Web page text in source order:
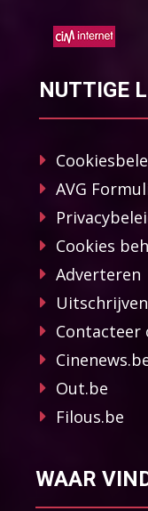
NUTTIGE
AVG
Cookies
Adverteren
Contacteer
Out.be
Filous.be
WAAR